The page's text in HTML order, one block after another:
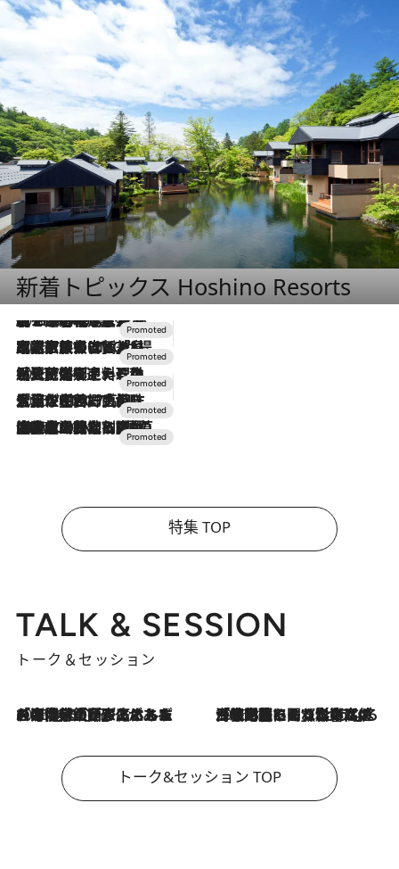
新着トピックス Hoshino Resorts
2026.8.7
【トンボの足水浴】ヒノキの香りに包まれて涼感マックス！約13℃の湧水かけ流しを避暑地「星野温泉 トンボの湯」で体験
2026.7.31
【ホテル帰省】という選択肢をOMOが提案。家族とほどよい距離を保つには「昼は実家、夜は気兼ねなくホテルで！」
2026.7.24
【夏限定ディナーコース】旬を迎える稚鮎や花ズッキーニなどをイタリア・トスカーナの郷土料理の手法で満喫！
2026.7.17
「土佐和ハーブかき氷」がOMO7高知に登場！生姜、山椒、大葉など目にも舌にも涼を呼ぶ郷土の味
2026.7.10
NEW OPEN！【界 草津】名湯の地に誕生。趣の異なる2種の温泉と上州ならではの会席・蕎麦割烹など美食を味わう究極の癒やし旅
特集 TOP
TALK & SESSION
トーク＆セッション
2026.8.3
「今後値上げがあるとすれば…」「リスクがあるのは今年の冬」エネルギー専門家が語る、ホルムズ海峡封鎖が家庭にもたらす“ある心配” 2026.8.3
「住宅建てられない…」「サーチャージ料の高値が続いている」ホルムズ海峡封鎖による影響はいつまで続く？《エネルギー専門家に聞く“どうなる日本の暮らし”》
トーク&セッション TOP